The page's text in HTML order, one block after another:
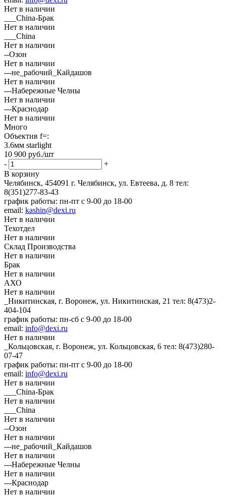
Нет в наличии
___China-Брак
Нет в наличии
___China
Нет в наличии
--Озон
Нет в наличии
---не_рабочий_Кайдашов
Нет в наличии
---Набережные Челны
Нет в наличии
---Краснодар
Нет в наличии
Много
Объектив f=:
3.6мм starlight
10 900 руб./шт
-
+
В корзину
Челябинск, 454091 г. Челябинск, ул. Евтеева, д. 8 тел:
8(351)277-83-43
график работы: пн-пт с 9-00 до 18-00
email: kashin@dexi.ru
Нет в наличии
Техотдел
Нет в наличии
Склад Производства
Нет в наличии
Брак
Нет в наличии
АХО
Нет в наличии
_Никитинская, г. Воронеж, ул. Никитинская, 21 тел: 8(473)2-
404-104
график работы: пн-сб с 9-00 до 18-00
email: info@dexi.ru
Нет в наличии
_Кольцовская, г. Воронеж, ул. Кольцовская, 6 тел: 8(473)280-
07-47
график работы: пн-пт с 9-00 до 18-00
email: info@dexi.ru
Нет в наличии
___China-Брак
Нет в наличии
___China
Нет в наличии
--Озон
Нет в наличии
---не_рабочий_Кайдашов
Нет в наличии
---Набережные Челны
Нет в наличии
---Краснодар
Нет в наличии